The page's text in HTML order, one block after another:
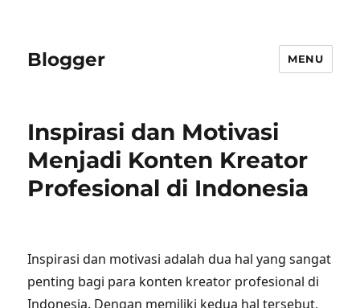
Blogger MENU
Inspirasi dan Motivasi
Menjadi Konten Kreator
Profesional di Indonesia
Inspirasi dan motivasi adalah dua hal yang sangat
penting bagi para konten kreator profesional di
Indonesia. Dengan memiliki kedua hal tersebut,